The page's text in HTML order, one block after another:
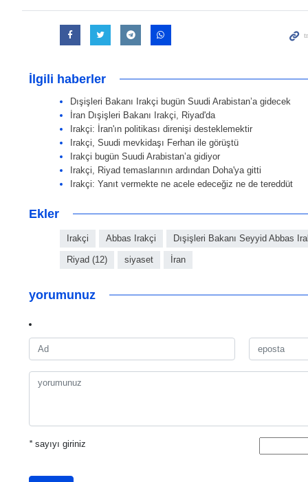
İlgili haberler
Dışişleri Bakanı Irakçi bugün Suudi Arabistan’a gidecek
İran Dışişleri Bakanı Irakçi, Riyad'da
Irakçi: İran'ın politikası direnişi desteklemektir
Irakçi, Suudi mevkidaşı Ferhan ile görüştü
Irakçi bugün Suudi Arabistan’a gidiyor
Irakçi, Riyad temaslarının ardından Doha'ya gitti
Irakçi: Yanıt vermekte ne acele edeceğiz ne de tereddüt
Ekler
Irakçi Abbas Irakçi Dışişleri Bakanı Seyyid Abbas
Riyad (12) siyaset İran
yorumunuz
*sayıyı giriniz